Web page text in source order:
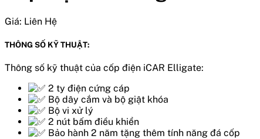
Giá: Liên Hệ
THÔNG SỐ KỸ THUẬT:
Thông số kỹ thuật của cốp điện iCAR Elligate:
2 ty điện cứng cáp
Bộ dây cắm và bộ giật khóa
Bộ vi xử lý
2 nút bấm điều khiển
Bảo hành 2 năm tặng thêm tính năng đá cốp